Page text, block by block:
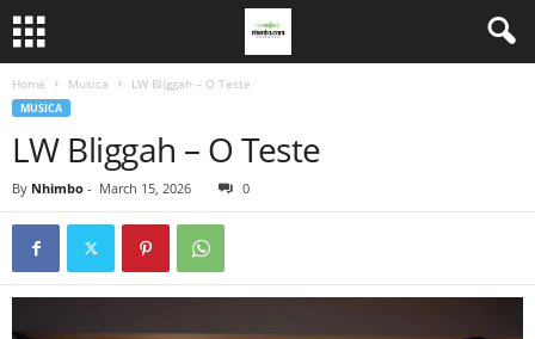
Home Musica LW Bliggah – O Teste
MUSICA
LW Bliggah – O Teste
By Nhimbo - March 15, 2026 0